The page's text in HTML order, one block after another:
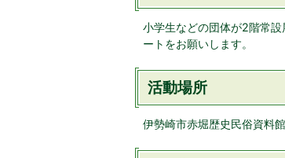
小学生などの団体が2階常
ートをお願いします。
活動場所
伊勢崎市赤堀歴史民俗資料館